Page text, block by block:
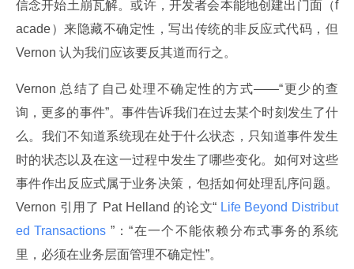
信念开始土崩瓦解。或许，开发者会本能地创建出门面（f
acade）来隐藏不确定性，写出传统的非反应式代码，但
Vernon 认为我们应该要反其道而行之。
Vernon 总结了自己处理不确定性的方式——“更少的查
询，更多的事件”。事件告诉我们在过去某个时刻发生了什
么。我们不知道系统现在处于什么状态，只知道事件发生
时的状态以及在这一过程中发生了哪些变化。如何对这些
事件作出反应式属于业务决策，包括如何处理乱序问题。
Vernon 引用了 Pat Helland 的论文“ Life Beyond Distribut
ed Transactions ”：“在一个不能依赖分布式事务的系统
里，必须在业务层面管理不确定性”。